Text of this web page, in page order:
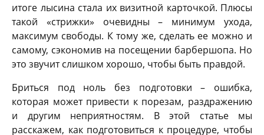
итоге лысина стала их визитной карточкой. Плюсы
такой «стрижки» очевидны – минимум ухода,
максимум свободы. К тому же, сделать ее можно и
самому, сэкономив на посещении барбершопа. Но
это звучит слишком хорошо, чтобы быть правдой.
Бриться под ноль без подготовки – ошибка,
которая может привести к порезам, раздражению
и другим неприятностям. В этой статье мы
расскажем, как подготовиться к процедуре, чтобы